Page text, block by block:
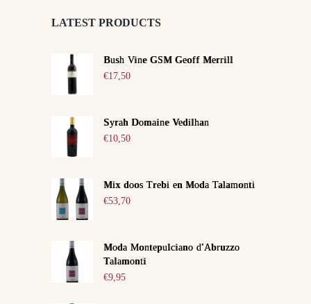
LATEST PRODUCTS
Bush Vine GSM Geoff Merrill
€17,50
Syrah Domaine Vedilhan
€10,50
Mix doos Trebi en Moda Talamonti
€53,70
Moda Montepulciano d'Abruzzo
Talamonti
€9,95